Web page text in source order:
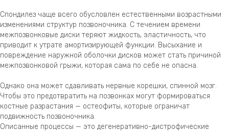
Спондилез чаще всего обусловлен естественными возрастными
изменениями структур позвоночника. С течением времени
межпозвонковые диски теряют жидкость, эластичность, что
приводит к утрате амортизирующей функции. Высыхание и
повреждение наружной оболочки дисков может стать причиной
межпозвонковой грыжи, которая сама по себе не опасна.
Однако она может сдавливать нервные корешки, спинной мозг.
Чтобы это предотвратить на позвонках могут формироваться
костные разрастания — остеофиты, которые ограничат
подвижность позвоночника.
Описанные процессы — это дегенеративно-дистрофические